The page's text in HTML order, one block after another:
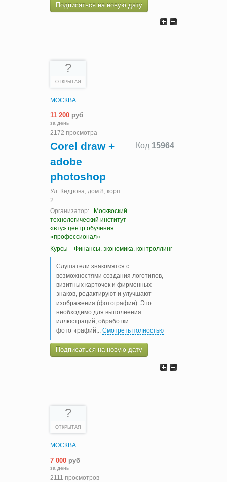
Подписаться на новую дату
?
ОТКРЫТАЯ
МОСКВА
11 200 руб
за день
2172 просмотра
Код 15964
Corel draw +
adobe
photoshop
Ул. Кедрова, дом 8, корп.
2
Организатор:
Москвоский
технологический институт
«вту» центр обучения
«профессионал»
Курсы
Финансы. экономика. контроллинг
Слушатели знакомятся с
возможностями создания логотипов,
визитных карточек и фирменных
знаков, редактируют и улучшают
изображения (фотографии). Это
необходимо для выполнения
иллюстраций, обработки
фото¬графий,.. Смотреть полностью
Подписаться на новую дату
?
ОТКРЫТАЯ
МОСКВА
7 000 руб
за день
2111 просмотров